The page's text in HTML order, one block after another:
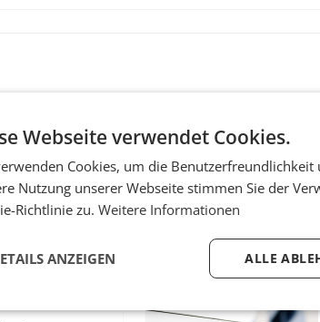
Webseite verwendet Cookies.
Cookies, um die
Nutzung unserer Webseite stimmen Sie der
Richtlinie zu. Weitere Informationen
ALLE
ANZEIGEN